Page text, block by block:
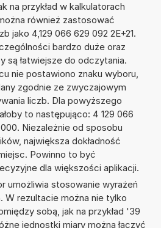
na przykład w kalkulatorach
również zastosować
jako 4,129 066 629 092 2E+21.
bardzo duże oraz
są łatwiejsze do odczytania.
nie postawiono znaku wyboru,
zgodnie ze zwyczajowym
liczb. Dla powyższego
to następująco: 4 129 066
Niezależnie od sposobu
największa dokładność
Powinno to być
dla większości aplikacji.
umożliwia stosowanie wyrażeń
W rezultacie można nie tylko
sobą, jak na przykład '39
jednostki miary można łączyć